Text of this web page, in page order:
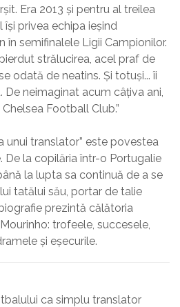
Era 2013 și pentru al treilea
își privea echipa ieșind
în semifinalele Ligii Campionilor.
strălucirea, acel praf de
odată de neatins. Și totuși... îi
De neimaginat acum câțiva ani,
Football Club.”
unui translator” este povestea
De la copilăria într-o Portugalie
la lupta sa continuă de a se
tatălui său, portar de talie
prezintă călătoria
trofeele, succesele,
și eșecurile.
ca simplu translator